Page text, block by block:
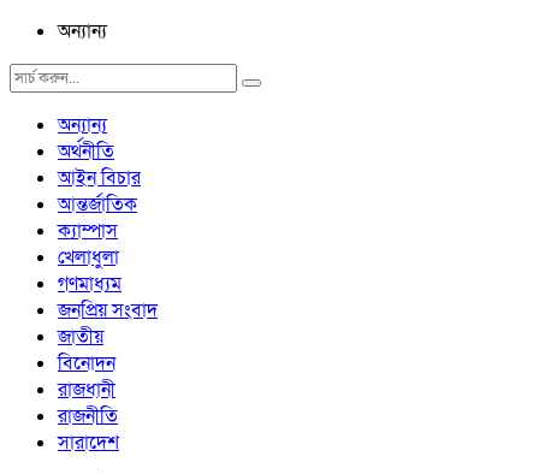
অন্যান্য
অন্যান্য
অর্থনীতি
আইন বিচার
আন্তর্জাতিক
ক্যাম্পাস
খেলাধুলা
গণমাধ্যম
জনপ্রিয় সংবাদ
জাতীয়
বিনোদন
রাজধানী
রাজনীতি
সারাদেশ